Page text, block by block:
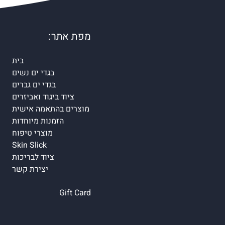
מפת אתר:
בית
בגדי ים נשים
בגדי ים גברים
ציוד ביגוד ואביזרים
מוצרים בהתאמה אישית
הזמנות מיוחדות
מוצרי טיפוח
Skin Slick
ציוד לבריכות
יצירת קשר
Gift Card